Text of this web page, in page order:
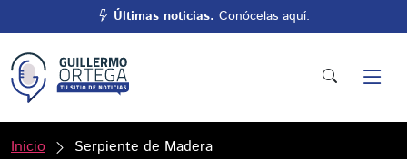
Últimas noticias. Conócelas aquí.
Inicio Serpiente de Madera